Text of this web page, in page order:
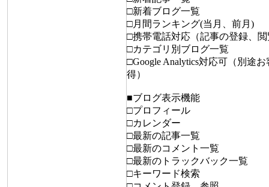
□新着ブログ一覧
□月間ランキング(当月、前月)
□携帯電話対応（記事の登録、
□カテゴリ別ブログ一覧
□Google Analytics対応可（別途
得）
■ブログ表示機能
□プロフィール
□カレンダー
□最新の記事一覧
□最新のコメント一覧
□最新のトラックバック一覧
□キーワード検索